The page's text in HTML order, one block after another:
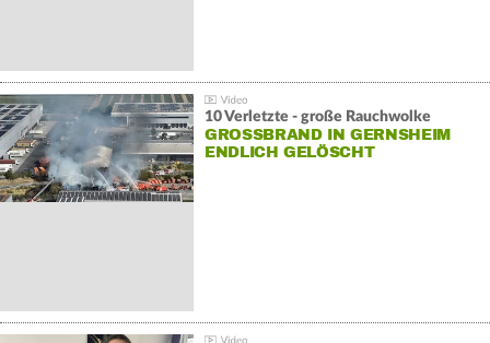
10 Verletzte - große Rauchwolke
GROSSBRAND IN GERNSHEIM E
NDLICH GELÖSCHT